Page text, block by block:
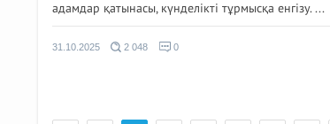
адамдар қатынасы, күнделікті тұрмысқа енгізу. ...
31.10.2025 2 048 0